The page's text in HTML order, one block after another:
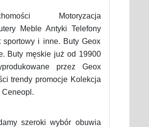
Motoryzacja
Meble Antyki Telefony
sportowy i inne. Buty Geox
Buty męskie już od 19900
przez Geox
trendy promocje Kolekcja
Ceneopl.
szeroki wybór obuwia